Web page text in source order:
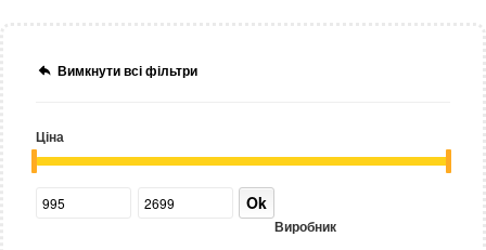
Вимкнути всі фільтри
Ціна
Ok
Виробник